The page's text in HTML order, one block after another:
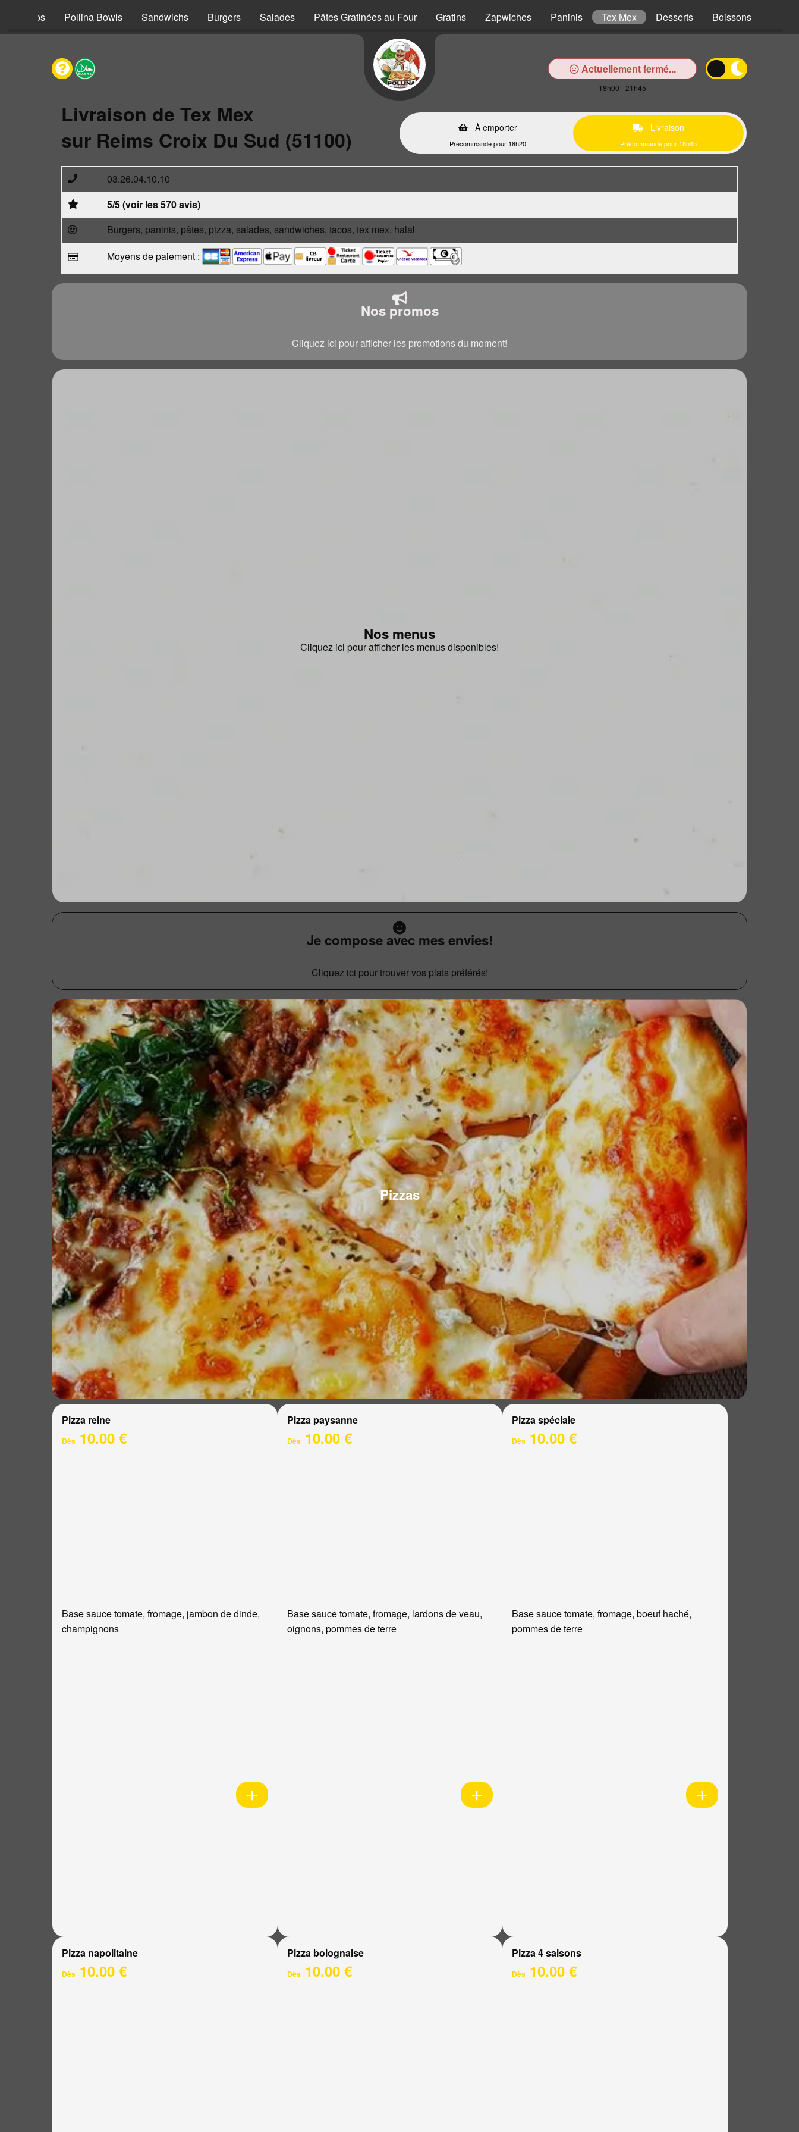
Tacos Pollina Bowls Sandwichs Burgers Salades Pâtes Gratinées au Four Gratins Zapwiches Paninis Tex Mex Desserts Boissons
Actuellement fermé...
18h00 - 21h45
Livraison de Tex Mex
sur Reims Croix Du Sud (51100)
À emporter
Précommande pour 18h20
Livraison
Précommande pour 18h45
03.26.04.10.10
5/5 (voir les 570 avis)
Burgers, paninis, pâtes, pizza, salades, sandwiches, tacos, tex mex, halal
Moyens de paiement :
Nos promos
Cliquez ici pour afficher les promotions du moment!
Nos menus
Cliquez ici pour afficher les menus disponibles!
Je compose avec mes envies!
Cliquez ici pour trouver vos plats préférés!
Pizzas
Pizza reine
Dès 10.00 €
Base sauce tomate, fromage, jambon de dinde,
champignons
Pizza paysanne
Dès10.00 €
Base sauce tomate, fromage, lardons de veau,
oignons, pommes de terre
Pizza spéciale
Dès 10.00 €
Base sauce tomate, fromage, boeuf haché,
pommes de terre
Pizza napolitaine
Dès 10.00 €
Pizza bolognaise
Dès10.00 €
Pizza 4 saisons
Dès 10.00 €